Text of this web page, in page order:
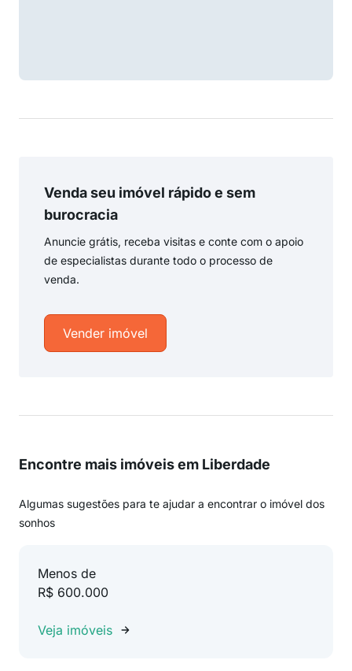
Venda seu imóvel rápido e sem
burocracia
Anuncie grátis, receba visitas e conte com o apoio
de especialistas durante todo o processo de
venda.
Vender imóvel
Encontre mais imóveis em Liberdade
Algumas sugestões para te ajudar a encontrar o imóvel dos
sonhos
Menos de
R$ 600.000
Veja imóveis